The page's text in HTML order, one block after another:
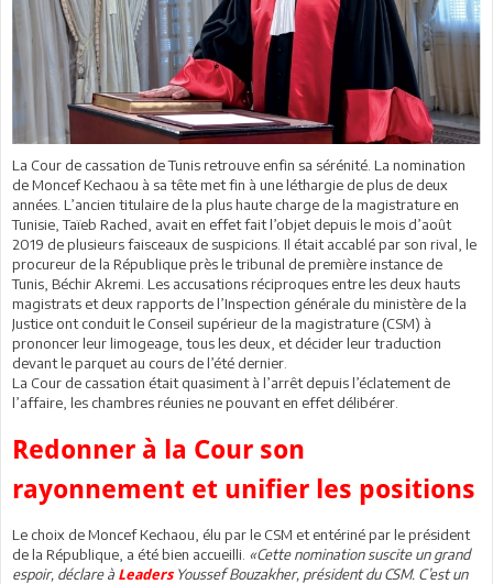
La Cour de cassation de Tunis retrouve enfin sa sérénité. La nomination
de Moncef Kechaou à sa tête met fin à une léthargie de plus de deux
années. L’ancien titulaire de la plus haute charge de la magistrature en
Tunisie, Taïeb Rached, avait en effet fait l’objet depuis le mois d’août
2019 de plusieurs faisceaux de suspicions. Il était accablé par son rival, le
procureur de la République près le tribunal de première instance de
Tunis, Béchir Akremi. Les accusations réciproques entre les deux hauts
magistrats et deux rapports de l’Inspection générale du ministère de la
Justice ont conduit le Conseil supérieur de la magistrature (CSM) à
prononcer leur limogeage, tous les deux, et décider leur traduction
devant le parquet au cours de l’été dernier.
La Cour de cassation était quasiment à l’arrêt depuis l’éclatement de
l’affaire, les chambres réunies ne pouvant en effet délibérer.
Redonner à la Cour son
rayonnement et unifier les positions
Le choix de Moncef Kechaou, élu par le CSM et entériné par le président
de la République, a été bien accueilli. «Cette nomination suscite un grand
espoir, déclare à LeadersYoussef Bouzakher, président du CSM. C’est un